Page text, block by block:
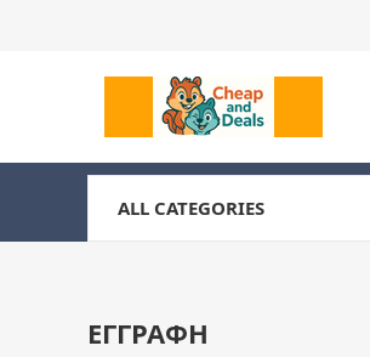
ALL CATEGORIES
ΕΓΓΡΑΦΉ